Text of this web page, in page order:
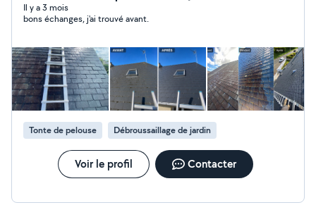
TikTok, Instagram, Facebook « NB2S »n'hésitez pas à
aller voir Devis gratuit et inspection
Il y a 3 mois
bons échanges, j'ai trouvé avant.
Tonte de pelouse Débroussaillage de jardin
Voir le profil Contacter